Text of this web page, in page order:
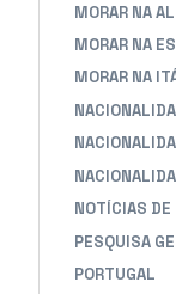
MORAR NA
MORAR NA
MORAR NA
NOTÍCIAS DE
PESQUISA
PORTUGAL